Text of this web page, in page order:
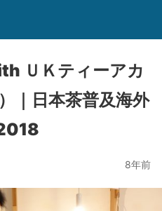
ＵＫティーアカ
｜日本茶普及海外
8年前